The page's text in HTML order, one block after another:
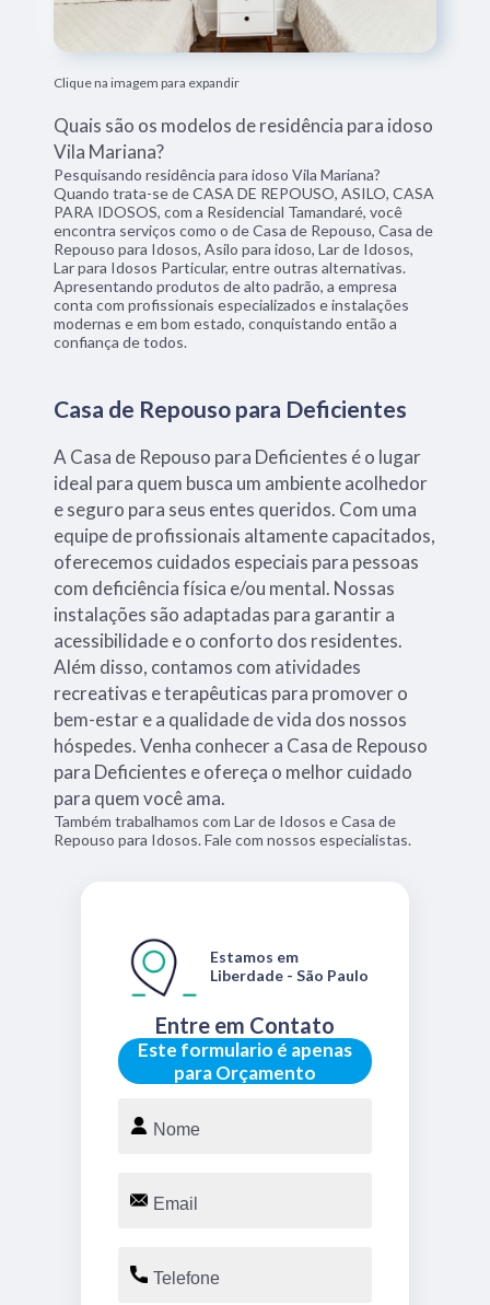
Clique na imagem para expandir
Quais são os modelos de residência para idoso
Vila Mariana?
Pesquisando residência para idoso Vila Mariana?
Quando trata-se de CASA DE REPOUSO, ASILO, CASA
PARA IDOSOS, com a Residencial Tamandaré, você
encontra serviços como o de Casa de Repouso, Casa de
Repouso para Idosos, Asilo para idoso, Lar de Idosos,
Lar para Idosos Particular, entre outras alternativas.
Apresentando produtos de alto padrão, a empresa
conta com profissionais especializados e instalações
modernas e em bom estado, conquistando então a
confiança de todos.
Casa de Repouso para Deficientes
A Casa de Repouso para Deficientes é o lugar
ideal para quem busca um ambiente acolhedor
e seguro para seus entes queridos. Com uma
equipe de profissionais altamente capacitados,
oferecemos cuidados especiais para pessoas
com deficiência física e/ou mental. Nossas
instalações são adaptadas para garantir a
acessibilidade e o conforto dos residentes.
Além disso, contamos com atividades
recreativas e terapêuticas para promover o
bem-estar e a qualidade de vida dos nossos
hóspedes. Venha conhecer a Casa de Repouso
para Deficientes e ofereça o melhor cuidado
para quem você ama.
Também trabalhamos com Lar de Idosos e Casa de
Repouso para Idosos. Fale com nossos especialistas.
Este formulario é apenas
para Orçamento
Entre em Contato
Estamos em
Liberdade - São Paulo